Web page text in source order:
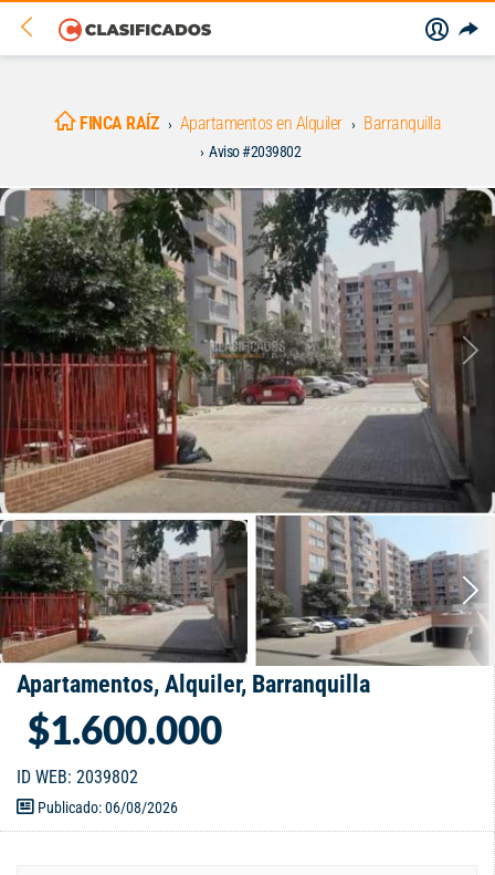
FINCA RAÍZ Apartamentos en Alquiler Barranquilla
Aviso #2039802
Apartamentos, Alquiler, Barranquilla
$1.600.000
ID WEB: 2039802
Publicado: 06/08/2026